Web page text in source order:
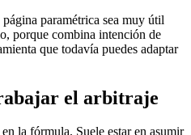
paramétrica sea muy útil
porque combina intención de
que todavía puedes adaptar
el arbitraje
la fórmula. Suele estar en asumir